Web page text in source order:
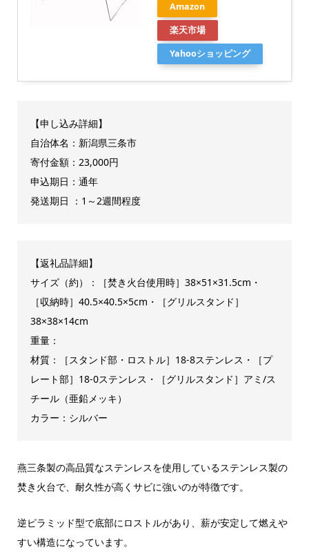
Amazon
楽天市場
Yahooショッピング
【申し込み詳細】
自治体名：新潟県三条市
寄付金額：23,000円
申込期日：通年
発送期日 ：1～2週間程度
【返礼品詳細】
サイズ（約）：［焚き火台使用時］38×51×31.5cm・
［収納時］40.5×40.5×5cm・［グリルスタンド］
38×38×14cm
重量：
材質：［スタンド部・ロストル］18-8ステンレス・［プ
レート部］18-0ステンレス・［グリルスタンド］アミ/ス
チール（亜鉛メッキ）
カラー：シルバー
燕三条製の高品質なステンレスを使用しているステンレス製の
焚き火台で、耐久性が高くサビに強いのが特徴です。
逆ピラミッド型で底部にロストルがあり、薪が安定して燃えや
すい構造になっています。